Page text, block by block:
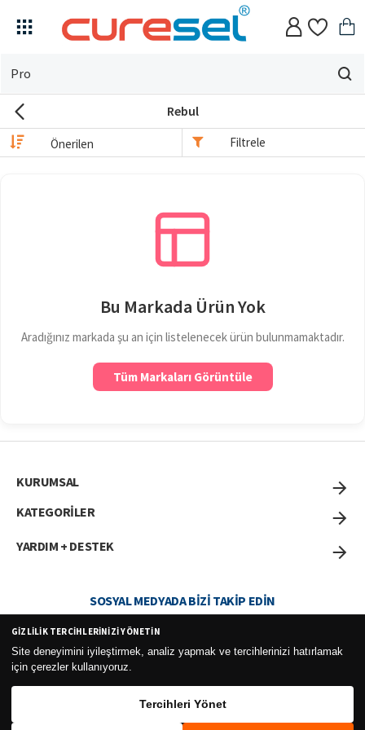
Evin
için
arıyorsun?
Rebul
Filtrele
Bu Markada Ürün Yok
Aradığınız markada şu an için listelenecek ürün bulunmamaktadır.
Tüm Markaları Görüntüle
KURUMSAL
KATEGORİLER
YARDIM + DESTEK
SOSYAL MEDYADA BIZI TAKIP EDIN
GIZLILIK TERCIHLERINIZI YÖNETIN
Site deneyimini iyileştirmek, analiz yapmak ve tercihlerinizi hatırlamak
için çerezler kullanıyoruz.
Tercihleri Yönet